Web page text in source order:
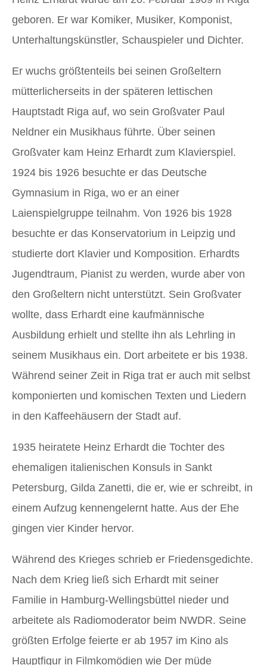
geboren. Er war Komiker, Musiker, Komponist,
Unterhaltungskünstler, Schauspieler und Dichter.
Er wuchs größtenteils bei seinen Großeltern
mütterlicherseits in der späteren lettischen
Hauptstadt Riga auf, wo sein Großvater Paul
Neldner ein Musikhaus führte. Über seinen
Großvater kam Heinz Erhardt zum Klavierspiel.
1924 bis 1926 besuchte er das Deutsche
Gymnasium in Riga, wo er an einer
Laienspielgruppe teilnahm. Von 1926 bis 1928
besuchte er das Konservatorium in Leipzig und
studierte dort Klavier und Komposition. Erhardts
Jugendtraum, Pianist zu werden, wurde aber von
den Großeltern nicht unterstützt. Sein Großvater
wollte, dass Erhardt eine kaufmännische
Ausbildung erhielt und stellte ihn als Lehrling in
seinem Musikhaus ein. Dort arbeitete er bis 1938.
Während seiner Zeit in Riga trat er auch mit selbst
komponierten und komischen Texten und Liedern
in den Kaffeehäusern der Stadt auf.
1935 heiratete Heinz Erhardt die Tochter des
ehemaligen italienischen Konsuls in Sankt
Petersburg, Gilda Zanetti, die er, wie er schreibt, in
einem Aufzug kennengelernt hatte. Aus der Ehe
gingen vier Kinder hervor.
Während des Krieges schrieb er Friedensgedichte.
Nach dem Krieg ließ sich Erhardt mit seiner
Familie in Hamburg-Wellingsbüttel nieder und
arbeitete als Radiomoderator beim NWDR. Seine
größten Erfolge feierte er ab 1957 im Kino als
Hauptfigur in Filmkomödien wie Der müde